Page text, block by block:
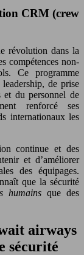
CRM (crew
révolution dans la
compétences non-
Ce programme
de prise
et du personnel de
renforcé ses
internationaux les
continue et des
et d’améliorer
des équipages.
que la sécurité
humainsque des
airways
sécurité